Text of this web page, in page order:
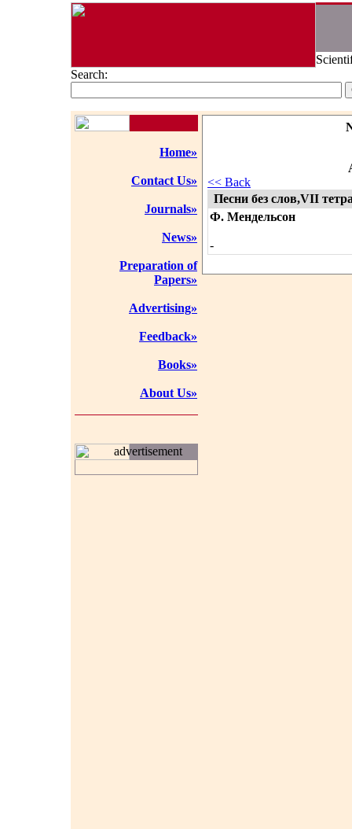
Search:
Home»
Contact Us»
Journals»
News»
Preparation of
Papers»
Advertising»
Feedback»
Books»
About Us»
advertisement
<< Back
Песни без слов,VII
Ф. Мендельсон
-